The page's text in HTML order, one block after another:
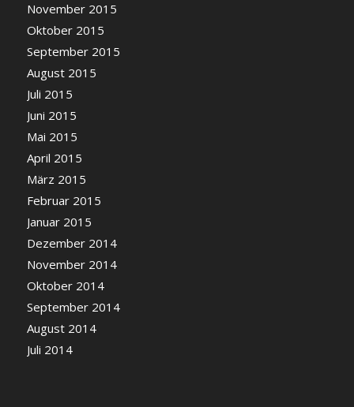
November 2015
Oktober 2015
September 2015
August 2015
Juli 2015
Juni 2015
Mai 2015
April 2015
März 2015
Februar 2015
Januar 2015
Dezember 2014
November 2014
Oktober 2014
September 2014
August 2014
Juli 2014